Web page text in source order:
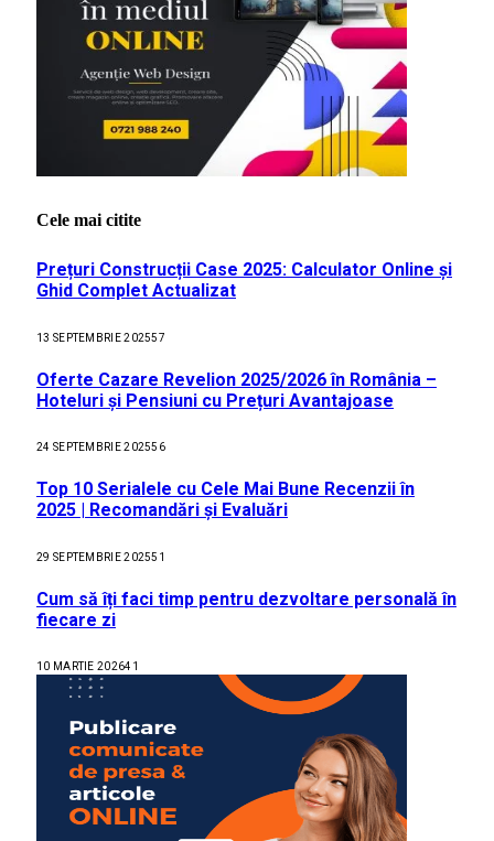
Cele mai citite
Prețuri Construcții Case 2025: Calculator Online și
Ghid Complet Actualizat
13 SEPTEMBRIE 202557
Oferte Cazare Revelion 2025/2026 în România –
Hoteluri și Pensiuni cu Prețuri Avantajoase
24 SEPTEMBRIE 202556
Top 10 Serialele cu Cele Mai Bune Recenzii în
2025 | Recomandări și Evaluări
29 SEPTEMBRIE 202551
Cum să îți faci timp pentru dezvoltare personală în
fiecare zi
10 MARTIE 202641